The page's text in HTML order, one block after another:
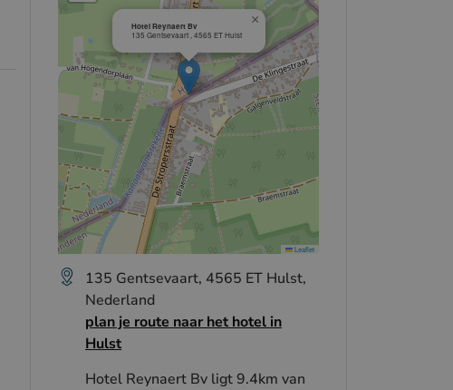
Hotel Reynaert Bv
135 Gentsevaart , 4565 ET Hulst
×
Leaflet
135 Gentsevaart, 4565 ET Hulst,
Nederland
plan je route naar het hotel in
Hulst
Hotel Reynaert Bv ligt 9.4km van